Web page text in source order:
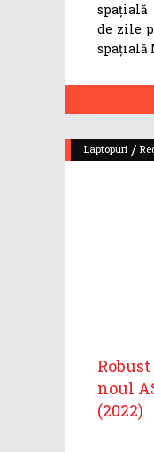
spațială
de zile
spațială
Laptopuri /
noul
(2022)